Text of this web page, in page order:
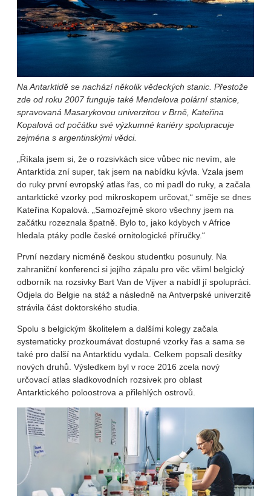
Na Antarktidě se nachází několik vědeckých stanic. Přestože
zde od roku 2007 funguje také Mendelova polární stanice,
spravovaná Masarykovou univerzitou v Brně, Kateřina
Kopalová od počátku své výzkumné kariéry spolupracuje
zejména s argentinskými vědci.
„Říkala jsem si, že o rozsivkách sice vůbec nic nevím, ale
Antarktida zní super, tak jsem na nabídku kývla. Vzala jsem
do ruky první evropský atlas řas, co mi padl do ruky, a začala
antarktické vzorky pod mikroskopem určovat,“ směje se dnes
Kateřina Kopalová. „Samozřejmě skoro všechny jsem na
začátku rozeznala špatně. Bylo to, jako kdybych v Africe
hledala ptáky podle české ornitologické příručky.“
První nezdary nicméně českou studentku posunuly. Na
zahraniční konferenci si jejího zápalu pro věc všiml belgický
odborník na rozsivky Bart Van de Vijver a nabídl jí spolupráci.
Odjela do Belgie na stáž a následně na Antverpské univerzitě
strávila část doktorského studia.
Spolu s belgickým školitelem a dalšími kolegy začala
systematicky prozkoumávat dostupné vzorky řas a sama se
také pro další na Antarktidu vydala. Celkem popsali desítky
nových druhů. Výsledkem byl v roce 2016 zcela nový
určovací atlas sladkovodních rozsivek pro oblast
Antarktického poloostrova a přilehlých ostrovů.